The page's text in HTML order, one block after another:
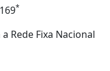
*
Rede Fixa Nacional